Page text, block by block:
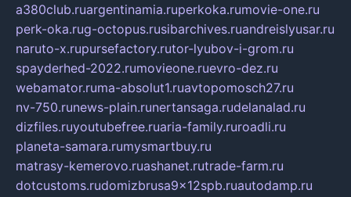
a380club.ruargentinamia.ruperkoka.rumovie-one.ru
perk-oka.rug-octopus.rusibarchives.ruandreislyusar.ru
naruto-x.rupursefactory.rutor-lyubov-i-grom.ru
spayderhed-2022.rumovieone.ruevro-dez.ru
webamator.ruma-absolut1.ruavtopomosch27.ru
nv-750.runews-plain.runertansaga.rudelanalad.ru
dizfiles.ruyoutubefree.ruaria-family.ruroadli.ru
planeta-samara.rumysmartbuy.ru
matrasy-kemerovo.ruashanet.rutrade-farm.ru
dotcustoms.rudomizbrusa9x12spb.ruautodamp.ru